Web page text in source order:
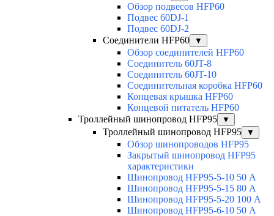
Обзор подвесов HFP60
Подвес 60DJ-1
Подвес 60DJ-2
Соединители HFP60
▼
Обзор соединителей HFP60
Соединитель 60JT-8
Соединитель 60JT-10
Соединительная коробка HFP60
Концевая крышка HFP60
Концевой питатель HFP60
Троллейный шинопровод HFP95
▼
Троллейный шинопровод HFP95 ▼
Обзор шинопроводов HFP95
Закрытый шинопровод HFP95
характеристики
Шинопровод HFP95-5-10 50 А
Шинопровод HFP95-5-15 80 А
Шинопровод HFP95-5-20 100 А
Шинопровод HFP95-6-10 50 А